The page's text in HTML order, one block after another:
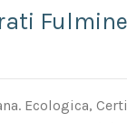
Ecologica,